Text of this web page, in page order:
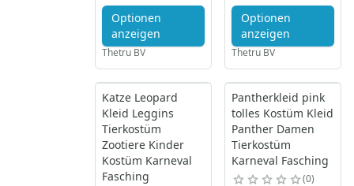
Optionen
anzeigen
Thetru BV
Optionen
anzeigen
Thetru BV
Katze Leopard
Kleid Leggins
Tierkostüm
Zootiere Kinder
Kostüm Karneval
Fasching
Pantherkleid pink
tolles Kostüm Kleid
Panther Damen
Tierkostüm
Karneval Fasching
0